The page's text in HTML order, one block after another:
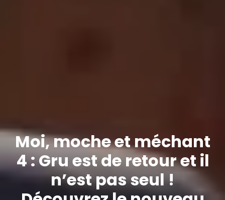
Moi, moche et méchant
4 : Gru est de retour et il
n’est pas seul !